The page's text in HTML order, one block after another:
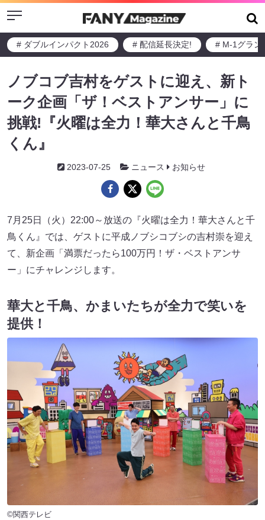
Menu
# ダブルインパクト2026 # 配信延長決定! # M-1グラン
ノブコブ吉村をゲストに迎え、新ト
ーク企画「ザ！ベストアンサー」に
挑戦!『火曜は全力！華大さんと千鳥
くん』
2023-07-25 ニュース お知らせ
7月25日（火）22:00～放送の『火曜は全力！華大さんと千
鳥くん』では、ゲストに平成ノブシコブシの吉村崇を迎え
て、新企画「満票だったら100万円！ザ・ベストアンサ
ー」にチャレンジします。
華大と千鳥、かまいたちが全力で笑いを
提供！
©関西テレビ